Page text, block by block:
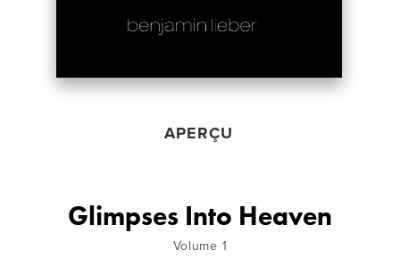
APERÇU
Glimpses Into Heaven
Volume 1